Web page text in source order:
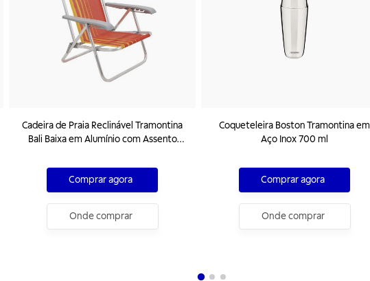
Cadeira de Praia Reclinável Tramontina
Bali Baixa em Alumínio com Assento
Comprar agora
Onde comprar
Coqueteleira Boston Tramontina em
Aço Inox 700 ml
Comprar agora
Onde comprar